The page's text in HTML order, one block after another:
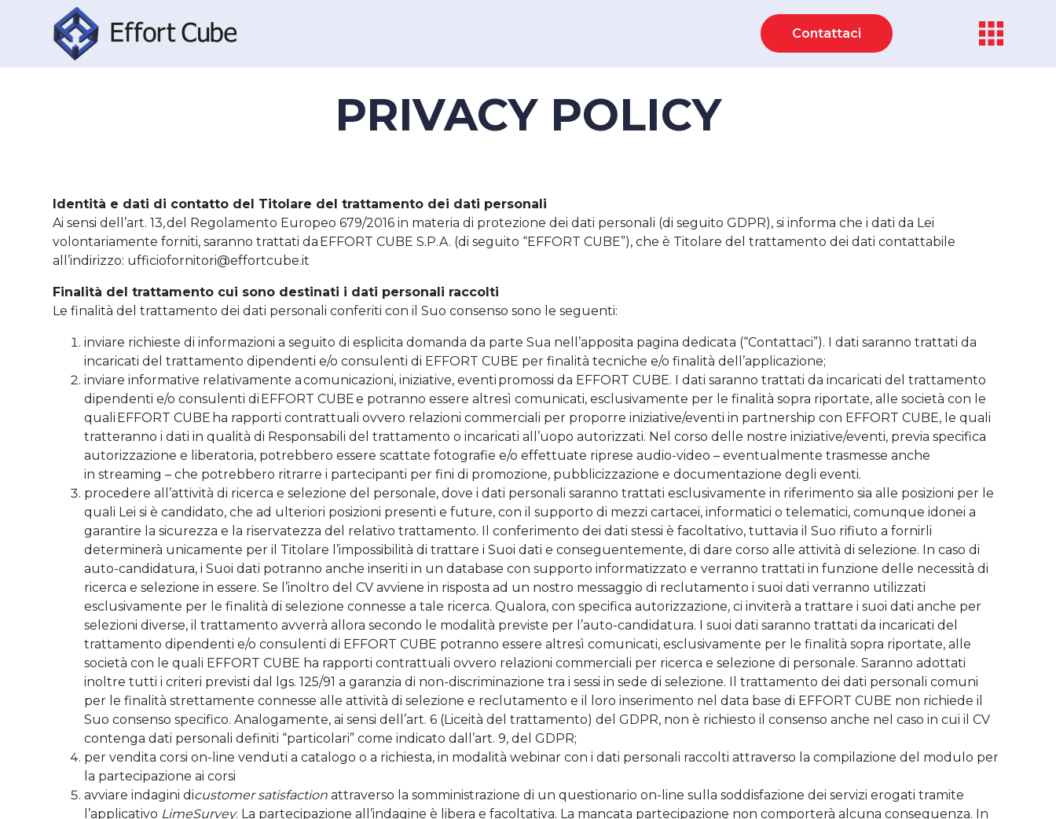
Contattaci
PRIVACY POLICY
Identità e dati di contatto del Titolare del trattamento dei dati personali
Ai sensi dell’art. 13, del Regolamento Europeo 679/2016 in materia di protezione dei dati personali (di seguito GDPR), si informa che i dati da Lei
volontariamente forniti, saranno trattati da EFFORT CUBE S.P.A. (di seguito “EFFORT CUBE”), che è Titolare del trattamento dei dati contattabile
all’indirizzo: ufficiofornitori@effortcube.it
Finalità del trattamento cui sono destinati i dati personali raccolti
Le finalità del trattamento dei dati personali conferiti con il Suo consenso sono le seguenti:
inviare richieste di informazioni a seguito di esplicita domanda da parte Sua nell’apposita pagina dedicata (“Contattaci”). I dati saranno trattati da
incaricati del trattamento dipendenti e/o consulenti di EFFORT CUBE per finalità tecniche e/o finalità dell’applicazione;
inviare informative relativamente a comunicazioni, iniziative, eventi promossi da EFFORT CUBE. I dati saranno trattati da incaricati del trattamento
dipendenti e/o consulenti di EFFORT CUBE e potranno essere altresì comunicati, esclusivamente per le finalità sopra riportate, alle società con le
quali EFFORT CUBE ha rapporti contrattuali ovvero relazioni commerciali per proporre iniziative/eventi in partnership con EFFORT CUBE, le quali
tratteranno i dati in qualità di Responsabili del trattamento o incaricati all’uopo autorizzati. Nel corso delle nostre iniziative/eventi, previa specifica
autorizzazione e liberatoria, potrebbero essere scattate fotografie e/o effettuate riprese audio-video – eventualmente trasmesse anche
in streaming – che potrebbero ritrarre i partecipanti per fini di promozione, pubblicizzazione e documentazione degli eventi.
procedere all’attività di ricerca e selezione del personale, dove i dati personali saranno trattati esclusivamente in riferimento sia alle posizioni per le
quali Lei si è candidato, che ad ulteriori posizioni presenti e future, con il supporto di mezzi cartacei, informatici o telematici, comunque idonei a
garantire la sicurezza e la riservatezza del relativo trattamento. Il conferimento dei dati stessi è facoltativo, tuttavia il Suo rifiuto a fornirli
determinerà unicamente per il Titolare l’impossibilità di trattare i Suoi dati e conseguentemente, di dare corso alle attività di selezione. In caso di
auto-candidatura, i Suoi dati potranno anche inseriti in un database con supporto informatizzato e verranno trattati in funzione delle necessità di
ricerca e selezione in essere. Se l’inoltro del CV avviene in risposta ad un nostro messaggio di reclutamento i suoi dati verranno utilizzati
esclusivamente per le finalità di selezione connesse a tale ricerca. Qualora, con specifica autorizzazione, ci inviterà a trattare i suoi dati anche per
selezioni diverse, il trattamento avverrà allora secondo le modalità previste per l’auto-candidatura. I suoi dati saranno trattati da incaricati del
trattamento dipendenti e/o consulenti di EFFORT CUBE potranno essere altresì comunicati, esclusivamente per le finalità sopra riportate, alle
società con le quali EFFORT CUBE ha rapporti contrattuali ovvero relazioni commerciali per ricerca e selezione di personale. Saranno adottati
inoltre tutti i criteri previsti dal lgs. 125/91 a garanzia di non-discriminazione tra i sessi in sede di selezione. Il trattamento dei dati personali comuni
per le finalità strettamente connesse alle attività di selezione e reclutamento e il loro inserimento nel data base di EFFORT CUBE non richiede il
Suo consenso specifico. Analogamente, ai sensi dell’art. 6 (Liceità del trattamento) del GDPR, non è richiesto il consenso anche nel caso in cui il CV
contenga dati personali definiti “particolari” come indicato dall’art. 9, del GDPR;
per vendita corsi on-line venduti a catalogo o a richiesta, in modalità webinar con i dati personali raccolti attraverso la compilazione del modulo per
la partecipazione ai corsi
avviare indagini dicustomer satisfaction attraverso la somministrazione di un questionario on-line sulla soddisfazione dei servizi erogati tramite
l’applicativo LimeSurvey. La partecipazione all’indagine è libera e facoltativa. La mancata partecipazione non comporterà alcuna conseguenza. In